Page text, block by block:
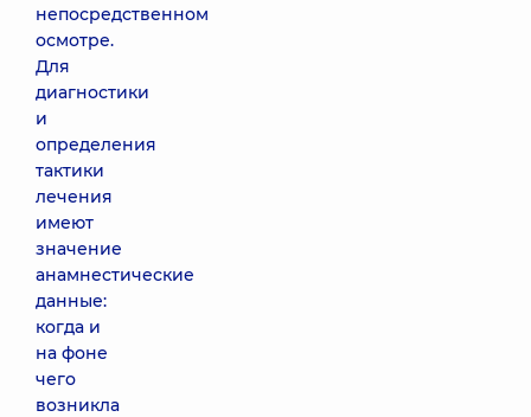
непосредственном
осмотре.
Для
диагностики
и
определения
тактики
лечения
имеют
значение
анамнестические
данные:
когда и
на фоне
чего
возникла